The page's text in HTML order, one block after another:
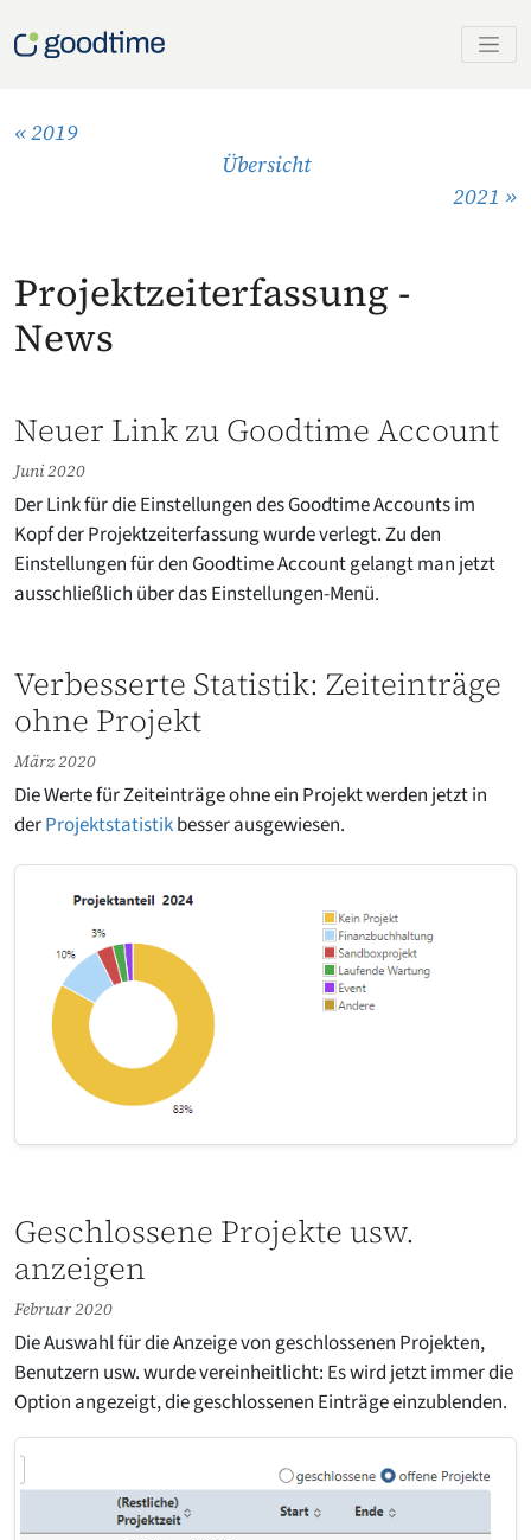
« 2019
Übersicht
2021 »
Projektzeit­erfassung -
News
Neuer Link zu Goodtime Account
Juni 2020
Der Link für die Einstellungen des Goodtime Accounts im
Kopf der Projektzeiterfassung wurde verlegt. Zu den
Einstellungen für den Goodtime Account gelangt man jetzt
ausschließlich über das Einstellungen-Menü.
Verbesserte Statistik: Zeiteinträge
ohne Projekt
März 2020
Die Werte für Zeiteinträge ohne ein Projekt werden jetzt in
derProjektstatistikbesser ausgewiesen.
Geschlossene Projekte usw.
anzeigen
Februar 2020
Die Auswahl für die Anzeige von geschlossenen Projekten,
Benutzern usw. wurde vereinheitlicht: Es wird jetzt immer die
Option angezeigt, die geschlossenen Einträge einzublenden.